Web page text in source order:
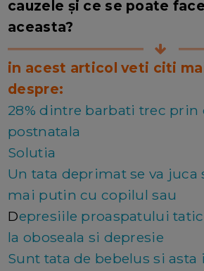
cauzele și ce se poate
aceasta?
in acest articol veti citi
despre:
28% dintre barbati trec prin
postnatala
Solutia
Un tata deprimat se va juca
mai putin cu copilul sau
Depresiile proaspatului
la oboseala si depresie
Sunt tata de bebelus si